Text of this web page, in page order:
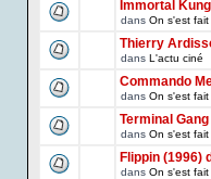
Immortal
dans On s'est fait
Thierry
dans L'actu ciné
Commando
dans On s'est fait
Terminal
dans On s'est fait
Flippin (1996)
dans On s'est fait